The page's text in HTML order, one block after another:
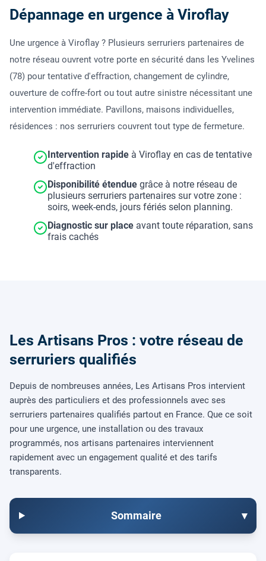
Dépannage en urgence à Viroflay
Une urgence à Viroflay ? Plusieurs serruriers partenaires de
notre réseau ouvrent votre porte en sécurité dans les Yvelines
(78) pour tentative d'effraction, changement de cylindre,
ouverture de coffre-fort ou tout autre sinistre nécessitant une
intervention immédiate. Pavillons, maisons individuelles,
résidences : nos serruriers couvrent tout type de fermeture.
Intervention rapide à Viroflay en cas de tentative
d'effraction
Disponibilité étendue grâce à notre réseau de
plusieurs serruriers partenaires sur votre zone :
soirs, week-ends, jours fériés selon planning.
Diagnostic sur place avant toute réparation, sans
frais cachés
Les Artisans Pros : votre réseau de
serruriers qualifiés
Depuis de nombreuses années, Les Artisans Pros intervient
auprès des particuliers et des professionnels avec ses
serruriers partenaires qualifiés partout en France. Que ce soit
pour une urgence, une installation ou des travaux
programmés, nos artisans partenaires interviennent
rapidement avec un engagement qualité et des tarifs
transparents.
Sommaire ▾